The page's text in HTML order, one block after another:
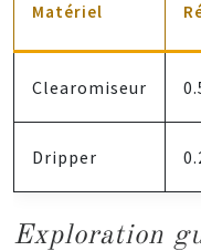
Matériel
Clearomiseur
Dripper
Exploration